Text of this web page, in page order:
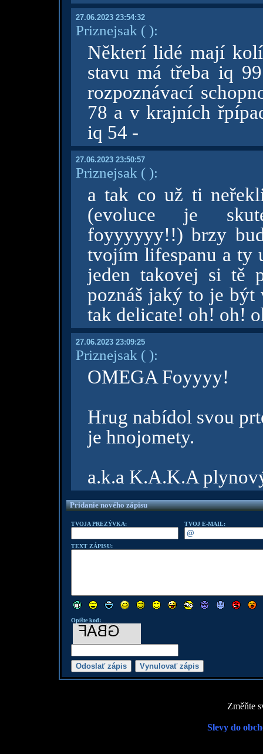
27.06.2023 23:54:32
Priznejsak ( ):
Některí lidé mají
stavu má třeba iq
rozpoznávací
78 a v krajních
iq 54 -
27.06.2023 23:50:57
Priznejsak ( ):
a tak co už ti
(evoluce je
foyyyyyy!!) brzy
tvojím lifespanu a ty
jeden takovej si tě
poznáš jaký to je
tak delicate! oh! oh!
27.06.2023 23:09:25
Priznejsak ( ):
OMEGA Foyyyy!
Hrug nabídol svou
je hnojomety.
a.k.a K.A.K.A
Pridanie nového zápisu
TVOJA PREZÝVKA: TVOJ E-MAIL:
TEXT ZÁPISU:
Opište kod:
Změňte
Slevy do